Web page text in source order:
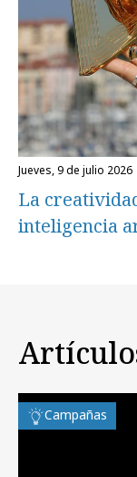
jueves, 9 de julio 2026
La
inteligencia
Campañas